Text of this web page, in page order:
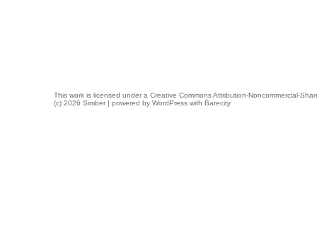
This work is licensed under a Creative Commons Attribution-Noncommercial-
(c) 2026 Simber | powered by WordPress with Barecity